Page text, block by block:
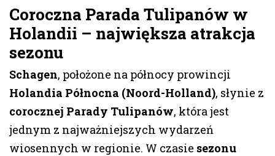
Coroczna Parada Tulipanów w
Holandii – największa atrakcja
sezonu
Schagen, położone na północy prowincji
Holandia Północna (Noord-Holland), słynie z
corocznej Parady Tulipanów, która jest
jednym z najważniejszych wydarzeń
wiosennych w regionie. W czasie sezonu